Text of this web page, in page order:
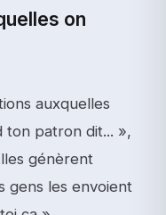
on
auxquelles
ton patron dit... »,
génèrent
gens les envoient